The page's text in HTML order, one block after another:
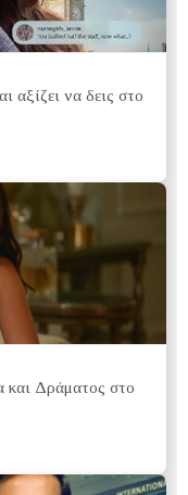
αξίζει να δεις στο
και Δράματος στο